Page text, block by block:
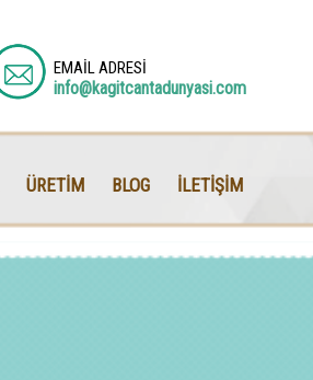
EMAİL ADRESİ
info@kagitcantadunyasi.com
ÜRETİM BLOG İLETİŞİM